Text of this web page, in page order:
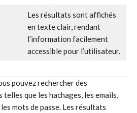
Les résultats sont affichés
en texte clair, rendant
l’information facilement
accessible pour l’utilisateur.
pouvez rechercher des
que les hachages, les emails,
mots de passe. Les résultats